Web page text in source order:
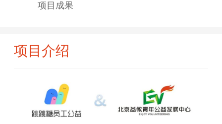
项目成果
项目介绍